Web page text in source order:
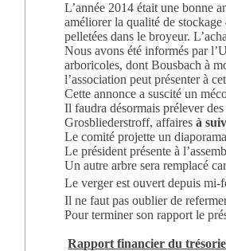
L’année 2014 était une bonne
améliorer la qualité de
pelletées dans le broyeur.
Nous avons été informés par
arboricoles, dont Bousbach à
l’association peut présenter à
Cette annonce a suscité un
Il faudra désormais prélever
Grosbliederstroff, affairesà
Le comité projette un
Le président présente à
Un autre arbre sera remplacé
Le verger est ouvert depuis mi-
Il ne faut pas oublier de
Pour terminer son rapport le
Rapport financier du